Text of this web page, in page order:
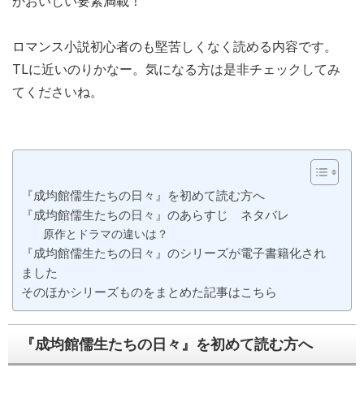
ロマンス小説初心者のも堅苦しくなく読める内容です。
TLに近いのりかなー。気になる方は是非チェックしてみ
てくださいね。
『成均館儒生たちの日々』を初めて読む方へ
『成均館儒生たちの日々』のあらすじ ネタバレ
原作とドラマの違いは？
『成均館儒生たちの日々』のシリーズが電子書籍化され
ました
そのほかシリーズものをまとめた記事はこちら
『成均館儒生たちの日々』を初めて読む方へ